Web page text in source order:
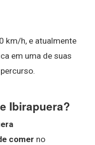
km/h, e atualmente
em uma de suas
Ibirapuera?
comer no